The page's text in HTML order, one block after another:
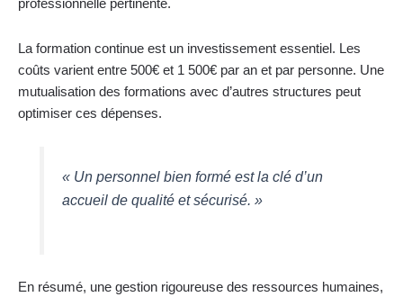
professionnelle pertinente.
La formation continue est un investissement essentiel. Les
coûts varient entre 500€ et 1 500€ par an et par personne. Une
mutualisation des formations avec d’autres structures peut
optimiser ces dépenses.
« Un personnel bien formé est la clé d’un
accueil de qualité et sécurisé. »
En résumé, une gestion rigoureuse des ressources humaines,